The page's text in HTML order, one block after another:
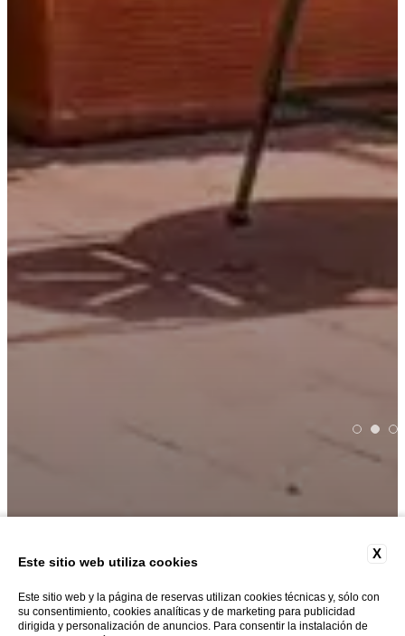
LA TERRAZA JARDÍN
X
Este sitio web utiliza cookies
Este sitio web y la página de reservas utilizan cookies técnicas y, sólo con
su consentimiento, cookies analíticas y de marketing para publicidad
dirigida y personalización de anuncios. Para consentir la instalación de